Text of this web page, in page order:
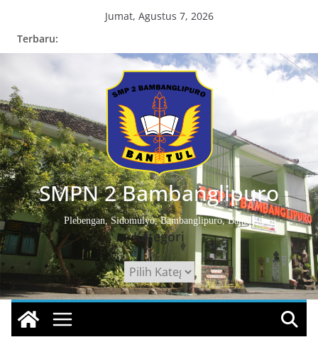
Jumat, Agustus 7, 2026
Terbaru:
SMPN 2 Bambanglipuro
Plebengan, Sidomulyo, Bambanglipuro, Bantul
Kategori
Kategori